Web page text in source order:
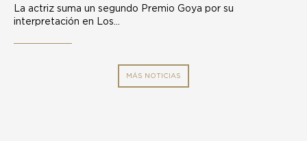
La actriz suma un segundo Premio Goya por su
interpretación en Los…
MÁS NOTICIAS